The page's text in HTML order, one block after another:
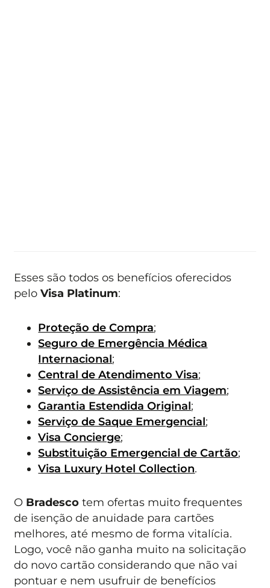
Esses são todos os benefícios oferecidos
peloVisa Platinum:
Proteção de Compra;
Seguro de Emergência Médica
Internacional;
Central de Atendimento Visa;
Serviço de Assistência em Viagem;
Garantia Estendida Original;
Serviço de Saque Emergencial;
Visa Concierge;
Substituição Emergencial de Cartão;
Visa Luxury Hotel Collection.
O Bradesco tem ofertas muito frequentes
de isenção de anuidade para cartões
melhores, até mesmo de forma vitalícia.
Logo, você não ganha muito na solicitação
do novo cartão considerando que não vai
pontuar e nem usufruir de benefícios